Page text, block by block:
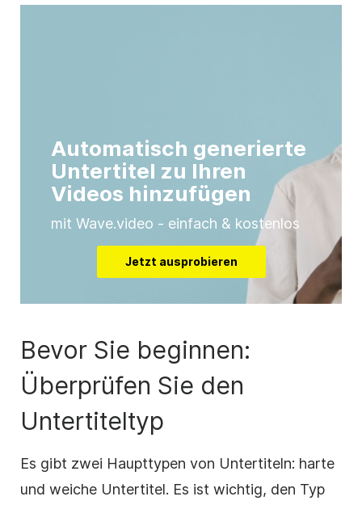
Automatisch generierte
Untertitel zu Ihren
Videos hinzufügen
mit Wave.video - einfach & kostenlos
Jetzt ausprobieren
Bevor Sie beginnen:
Überprüfen Sie den
Untertiteltyp
Es gibt zwei Haupttypen von Untertiteln: harte
und weiche Untertitel. Es ist wichtig, den Typ